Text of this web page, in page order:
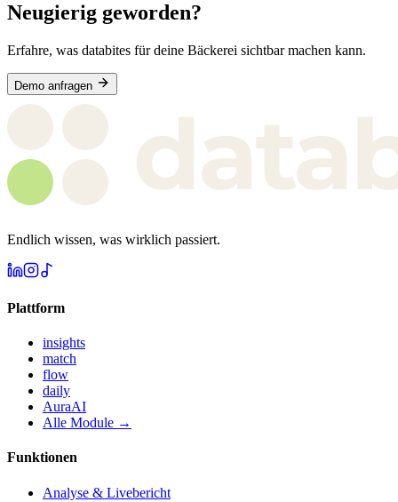
Neugierig geworden?
Erfahre, was databites für deine Bäckerei sichtbar machen kann.
Demo anfragen
Endlich wissen, was wirklich passiert.
Plattform
insights
match
flow
daily
AuraAI
Alle Module →
Funktionen
Analyse & Livebericht